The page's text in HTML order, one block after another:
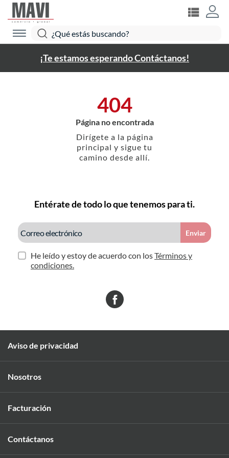
¡Te estamos esperando Contáctanos!
404
Página no encontrada
Dirígete a la página
principal y sigue tu
camino desde allí.
Entérate de todo lo que tenemos para ti.
Enviar
He leído y estoy de acuerdo con losTérminos y
condiciones.
Aviso de privacidad
Nosotros
Facturación
Contáctanos